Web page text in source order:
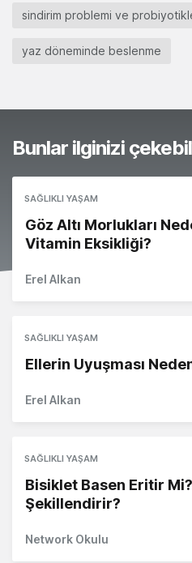
sindirim problemi ve
yaz döneminde beslenme
Bunlar ilginizi
SAĞLIKLI YAŞAM
Göz Altı Morlukları
Vitamin Eksikliği?
Erel Alkan
SAĞLIKLI YAŞAM
Ellerin Uyuşması
Erel Alkan
SAĞLIKLI YAŞAM
Bisiklet Basen Eritir
Şekillendirir?
Network Okulu